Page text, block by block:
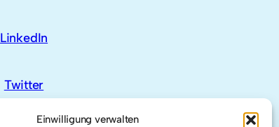
Einwilligung verwalten
LinkedIn
Twitter